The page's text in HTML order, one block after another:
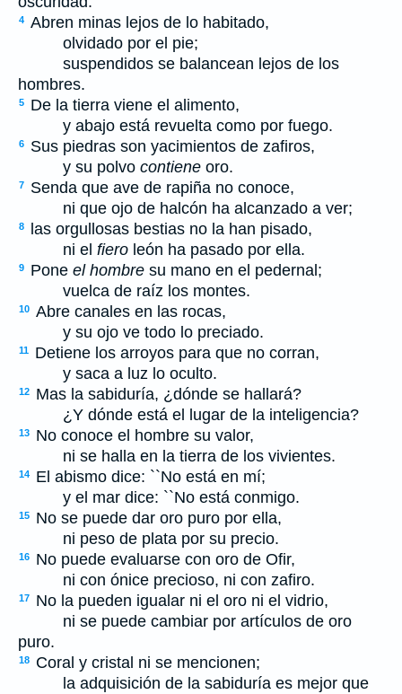
4 Abren minas lejos de lo habitado,
olvidado por el pie;
suspendidos se balancean lejos de los
hombres.
5
De la tierra viene el alimento,
y abajo está revuelta como por fuego.
6
Sus piedras son yacimientos de zafiros,
y su polvo contiene oro.
7
Senda que ave de rapiña no conoce,
ni que ojo de halcón ha alcanzado a ver;
8
las orgullosas bestias no la han pisado,
ni el fiero león ha pasado por ella.
9 Pone el hombre su mano en el pedernal;
vuelca de raíz los montes.
10 Abre canales en las rocas,
y su ojo ve todo lo preciado.
11
Detiene los arroyos para que no corran,
y saca a luz lo oculto.
12
Mas la sabiduría, ¿dónde se hallará?
¿Y dónde está el lugar de la inteligencia?
13
No conoce el hombre su valor,
ni se halla en la tierra de los vivientes.
14
El abismo dice: ``No está en mí;
y el mar dice: ``No está conmigo.
15
No se puede dar oro puro por ella,
ni peso de plata por su precio.
16
No puede evaluarse con oro de Ofir,
ni con ónice precioso, ni con zafiro.
17
No la pueden igualar ni el oro ni el vidrio,
ni se puede cambiar por artículos de oro
puro.
18
Coral y cristal ni se mencionen;
la adquisición de la sabiduría es mejor que